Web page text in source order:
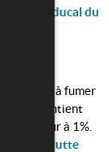
grand-ducal du
»
produits à fumer
ne contient
inférieur à 1%.
à la lutte